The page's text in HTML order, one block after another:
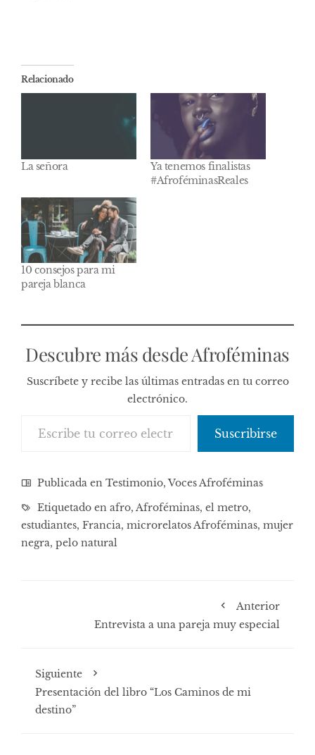
Relacionado
La señora
Ya tenemos finalistas
#AfroféminasReales
10 consejos para mi
pareja blanca
Descubre más desde Afroféminas
Suscríbete y recibe las últimas entradas en tu correo
electrónico.
Suscribirse
Publicada en Testimonio,Voces Afroféminas
Etiquetado en afro, Afroféminas, el metro,
estudiantes, Francia, microrelatos Afroféminas, mujer
negra, pelo natural
Anterior
Entrevista a una pareja muy especial
Siguiente
Presentación del libro “Los Caminos de mi
destino”